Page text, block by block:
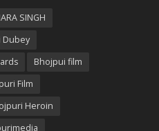
SINGH
Dubey
Bhojpui film
Film
Heroin